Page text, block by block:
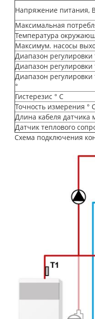
Напряжение питания,
Максимальная
Температура
Максимум. насосы
Диапазон регулировки
Диапазон регулировки
Диапазон
°
Гистерезис ° C
Точность измерения °
Длина кабеля датчика
Датчик теплового
Схема подключения